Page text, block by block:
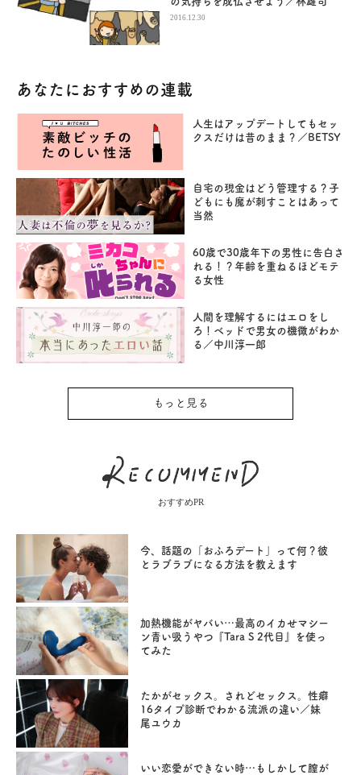
2016.12.30
あなたにおすすめの連載
人生はアップデートしてもセッ
クスだけは昔のまま？／BETSY
自宅の現金はどう管理する？子
どもにも魔が刺すことはあって
当然
60歳で30歳年下の男性に告白さ
れる！？年齢を重ねるほどモテ
る女性
人間を理解するにはエロをし
ろ！ベッドで男女の機微がわか
る／中川淳一郎
もっと見る
おすすめPR
今、話題の「おふろデート」って何？彼
とラブラブになる方法を教えます
加熱機能がヤバい…最高のイカせマシー
ン青い吸うやつ『Tara S 2代目』を使っ
てみた
たかがセックス。されどセックス。性癖
16タイプ診断でわかる流派の違い／妹
尾ユウカ
いい恋愛ができない時…もしかして膣が